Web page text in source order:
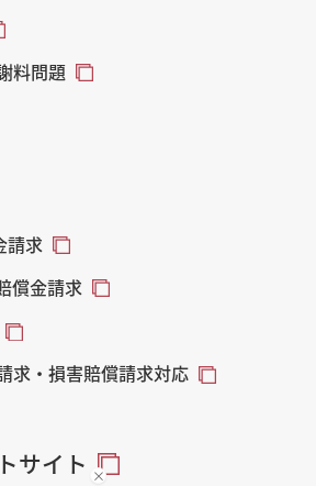
料問題
請求
償金請求
求・損害賠償請求対応
サイト